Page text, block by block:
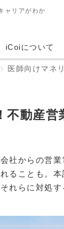
ャリアがわか
iCoiについて
医師向けマネ
不動産営
社からの営
ることも。
れらに対処